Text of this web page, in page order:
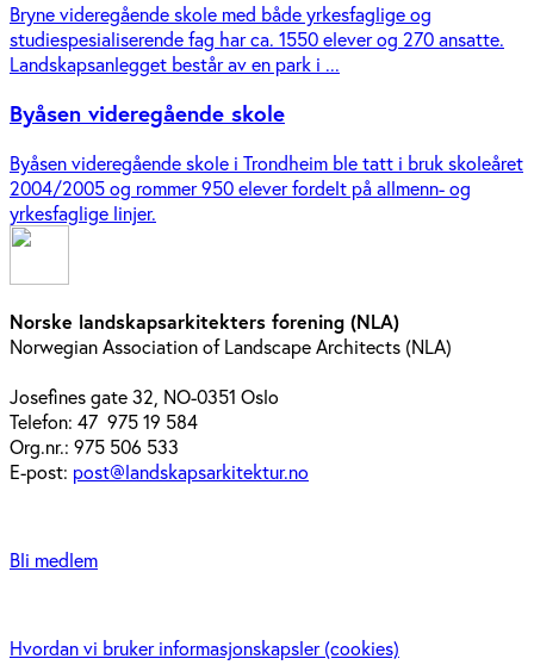
Bryne videregående skole med både yrkesfaglige og
studiespesialiserende fag har ca. 1550 elever og 270 ansatte.
Landskapsanlegget består av en park i ...
Byåsen videregående skole
Byåsen videregående skole i Trondheim ble tatt i bruk skoleåret
2004/2005 og rommer 950 elever fordelt på allmenn- og
yrkesfaglige linjer.
Norske landskapsarkitekters forening (NLA)
Norwegian Association of Landscape Architects (NLA)
Josefines gate 32, NO-0351 Oslo
Telefon: 47 975 19 584
Org.nr.: 975 506 533
E-post: post@landskapsarkitektur.no
Bli medlem
Hvordan vi bruker informasjonskapsler (cookies)